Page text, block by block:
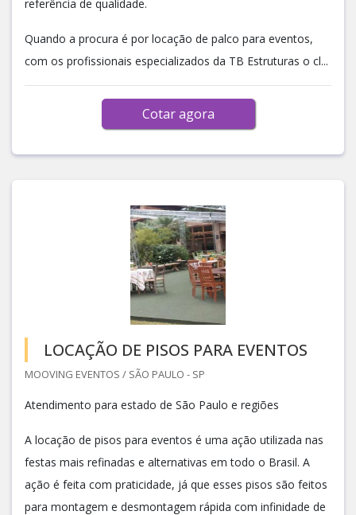
referência de qualidade.
Quando a procura é por locação de palco para eventos,
com os profissionais especializados da TB Estruturas o cl...
Cotar agora
LOCAÇÃO DE PISOS PARA EVENTOS
MOOVING EVENTOS / SÃO PAULO - SP
Atendimento para estado de São Paulo e regiões
A locação de pisos para eventos é uma ação utilizada nas
festas mais refinadas e alternativas em todo o Brasil. A
ação é feita com praticidade, já que esses pisos são feitos
para montagem e desmontagem rápida com infinidade de